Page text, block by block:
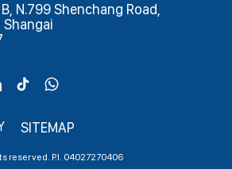
N.799 Shenchang Road,
reserved. P.I. 04027270406
SITEMAP